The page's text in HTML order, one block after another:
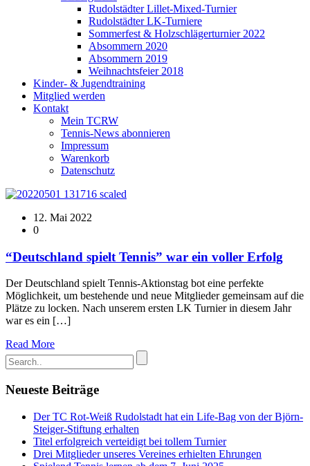
Rudolstädter Lillet-Mixed-Turnier
Rudolstädter LK-Turniere
Sommerfest & Holzschlägerturnier 2022
Absommern 2020
Absommern 2019
Weihnachtsfeier 2018
Kinder- & Jugendtraining
Mitglied werden
Kontakt
Mein TCRW
Tennis-News abonnieren
Impressum
Warenkorb
Datenschutz
12. Mai 2022
0
“Deutschland spielt Tennis” war ein voller Erfolg
Der Deutschland spielt Tennis-Aktionstag bot eine perfekte
Möglichkeit, um bestehende und neue Mitglieder gemeinsam auf die
Plätze zu locken. Nach unserem ersten LK Turnier in diesem Jahr
war es ein […]
Read More
Neueste Beiträge
Der TC Rot-Weiß Rudolstadt hat ein Life-Bag von der Björn-
Steiger-Stiftung erhalten
Titel erfolgreich verteidigt bei tollem Turnier
Drei Mitglieder unseres Vereines erhielten Ehrungen